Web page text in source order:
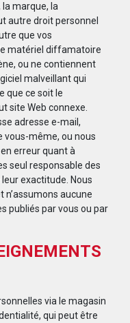
la marque, la
autre droit personnel
que vos
matériel diffamatoire
ou ne contiennent
malveillant qui
que ce soit le
site Web connexe.
adresse e-mail,
vous-même, ou nous
erreur quant à
seul responsable des
exactitude. Nous
n’assumons aucune
publiés par vous ou par
via le magasin
qui peut être